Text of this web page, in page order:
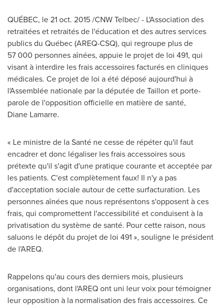
QUÉBEC, le21 oct. 2015/CNW Telbec/ - L'Association des
retraitées et retraités de l'éducation et des autres services
publics du Québec (AREQ-CSQ), qui regroupe plus de
57 000 personnes aînées, appuie le projet de loi 491, qui
visant à interdire les frais accessoires facturés en cliniques
médicales. Ce projet de loi a été déposé aujourd'hui à
l'Assemblée nationale par la députée de Taillon et porte-
parole de l'opposition officielle en matière de santé,
Diane Lamarre.
« Le ministre de la Santé ne cesse de répéter qu'il faut
encadrer et donc légaliser les frais accessoires sous
prétexte qu'il s'agit d'une pratique courante et acceptée par
les patients. C'est complètement faux! Il n'y a pas
d'acceptation sociale autour de cette surfacturation. Les
personnes aînées que nous représentons s'opposent à ces
frais, qui compromettent l'accessibilité et conduisent à la
privatisation du système de santé. Pour cette raison, nous
saluons le dépôt du projet de loi 491 », souligne le président
de l'AREQ.
Rappelons qu'au cours des derniers mois, plusieurs
organisations, dont l'AREQ ont uni leur voix pour témoigner
leur opposition à la normalisation des frais accessoires. Ce